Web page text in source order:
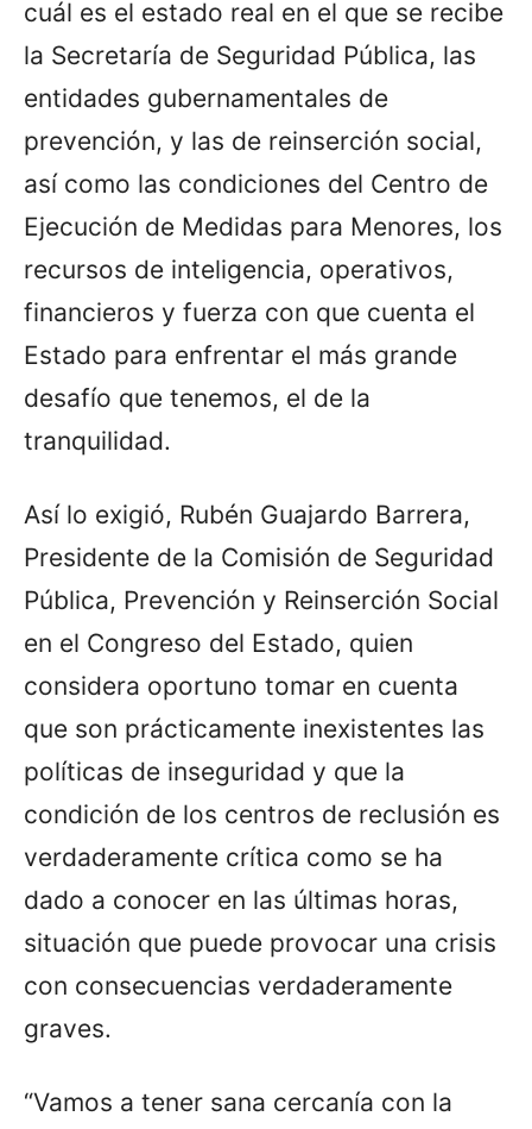
cuál es el estado real en el que se recibe
la Secretaría de Seguridad Pública, las
entidades gubernamentales de
prevención, y las de reinserción social,
así como las condiciones del Centro de
Ejecución de Medidas para Menores, los
recursos de inteligencia, operativos,
financieros y fuerza con que cuenta el
Estado para enfrentar el más grande
desafío que tenemos, el de la
tranquilidad.
Así lo exigió, Rubén Guajardo Barrera,
Presidente de la Comisión de Seguridad
Pública, Prevención y Reinserción Social
en el Congreso del Estado, quien
considera oportuno tomar en cuenta
que son prácticamente inexistentes las
políticas de inseguridad y que la
condición de los centros de reclusión es
verdaderamente crítica como se ha
dado a conocer en las últimas horas,
situación que puede provocar una crisis
con consecuencias verdaderamente
graves.
“Vamos a tener sana cercanía con la